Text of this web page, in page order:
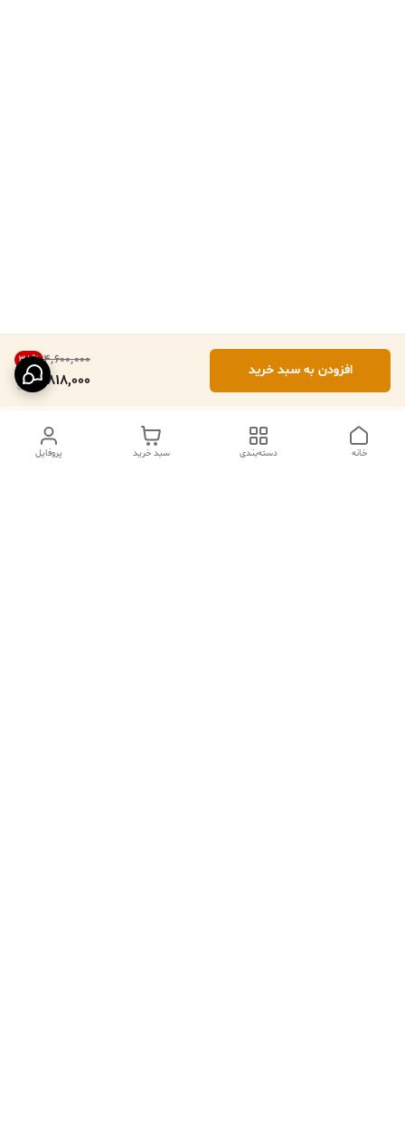
۴٬۶۰۰٬۰۰۰ 38%
2,818,000
افزودن به سبد خرید
پروفایل سبد خرید دسته‌بندی خانه